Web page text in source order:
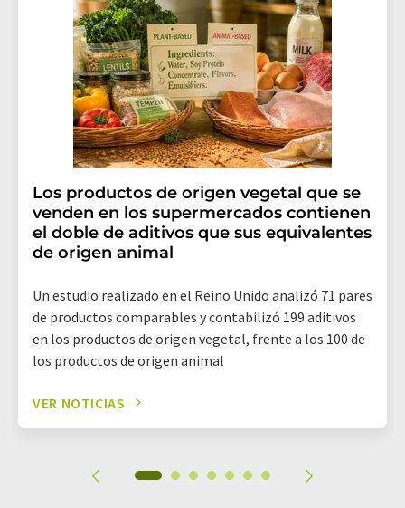
Los productos de origen vegetal que se
venden en los supermercados contienen
el doble de aditivos que sus equivalentes
de origen animal
Un estudio realizado en el Reino Unido analizó 71 pares
de productos comparables y contabilizó 199 aditivos
en los productos de origen vegetal, frente a los 100 de
los productos de origen animal
VER NOTICIAS